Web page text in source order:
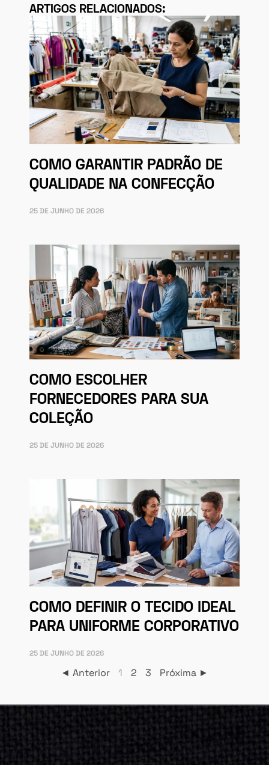
ARTIGOS RELACIONADOS:
COMO GARANTIR PADRÃO DE
QUALIDADE NA CONFECÇÃO
25 DE JUNHO DE 2026
COMO ESCOLHER
FORNECEDORES PARA SUA
COLEÇÃO
25 DE JUNHO DE 2026
COMO DEFINIR O TECIDO IDEAL
PARA UNIFORME CORPORATIVO
25 DE JUNHO DE 2026
◄ Anterior 1 2 3 Próxima ►